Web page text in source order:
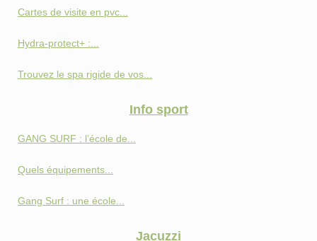
Cartes de visite en pvc...
Hydra-protect+ :...
Trouvez le spa rigide de vos...
Info sport
GANG SURF : l’école de...
Quels équipements...
Gang Surf : une école...
Jacuzzi